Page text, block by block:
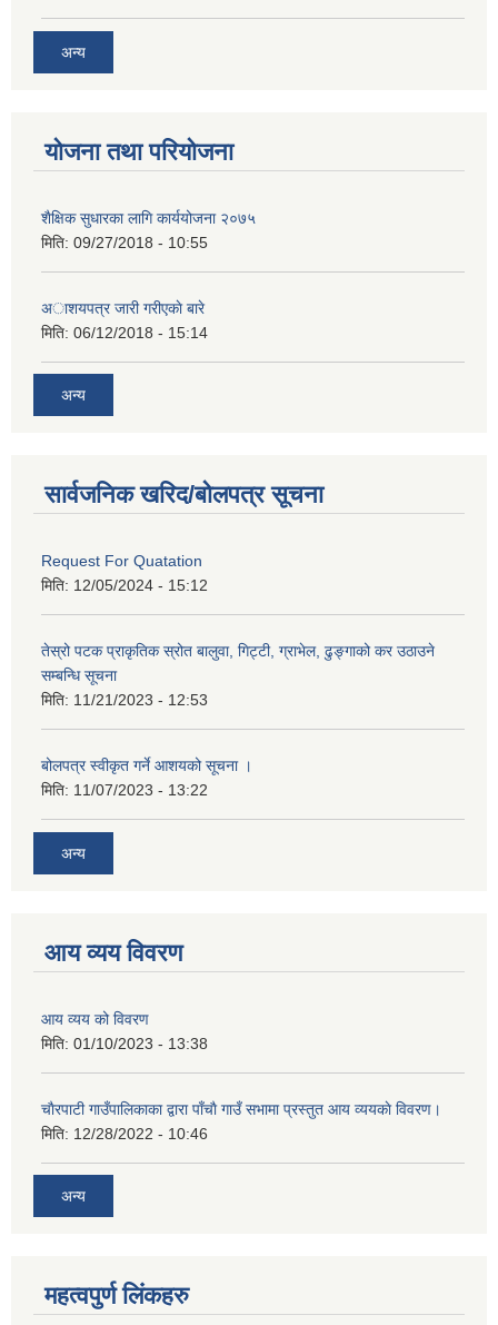
अन्य
योजना तथा परियोजना
शैक्षिक सुधारका लागि कार्ययोजना २०७५
मिति: 09/27/2018 - 10:55
अाशयपत्र जारी गरीएकाे बारे
मिति: 06/12/2018 - 15:14
अन्य
सार्वजनिक खरिद/बोलपत्र सूचना
Request For Quatation
मिति: 12/05/2024 - 15:12
तेस्रो पटक प्राकृतिक स्रोत बालुवा, गिट्टी, ग्राभेल, ढुङ्गाको कर उठाउने
सम्बन्धि सूचना
मिति: 11/21/2023 - 12:53
बोलपत्र स्वीकृत गर्ने आशयको सूचना ।
मिति: 11/07/2023 - 13:22
अन्य
आय व्यय विवरण
आय व्यय को विवरण
मिति: 01/10/2023 - 13:38
चाैरपाटी गाउँपालिकाका द्वारा पाँचाै गाउँ सभामा प्रस्तुत आय व्ययकाे विवरण।
मिति: 12/28/2022 - 10:46
अन्य
महत्वपुर्ण लि‌ंकहरु